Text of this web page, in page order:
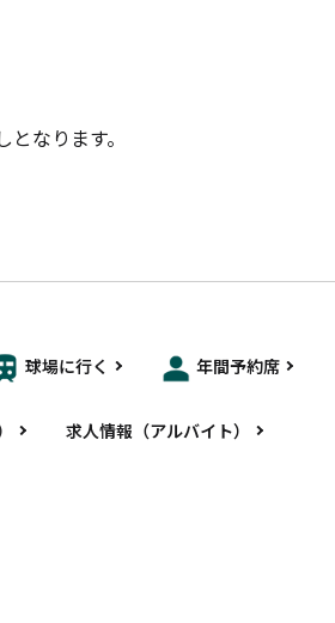
なります。
球場に行く 年間予約席
求人情報（アルバイト）